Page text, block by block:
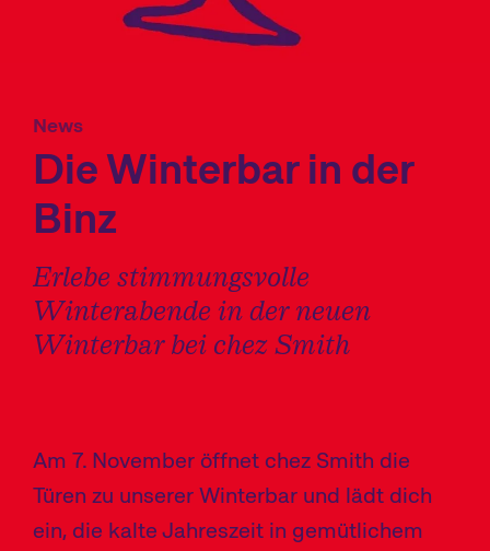
News
Die Winterbar in der
Binz
Erlebe stimmungsvolle
Winterabende in der neuen
Winterbar bei chez Smith
Am 7. November öffnet chez Smith die
Türen zu unserer Winterbar und lädt dich
ein, die kalte Jahreszeit in gemütlichem